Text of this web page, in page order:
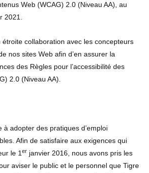
Web (WCAG) 2.0 (Niveau AA), au
2021.
étroite collaboration avec les concepteurs
nos sites Web afin d’en assurer la
des Règles pour l’accessibilité des
2.0 (Niveau AA).
à adopter des pratiques d’emploi
Afin de satisfaire aux exigences qui
le 1 er janvier 2016, nous avons pris les
aviser le public et le personnel que Tigre